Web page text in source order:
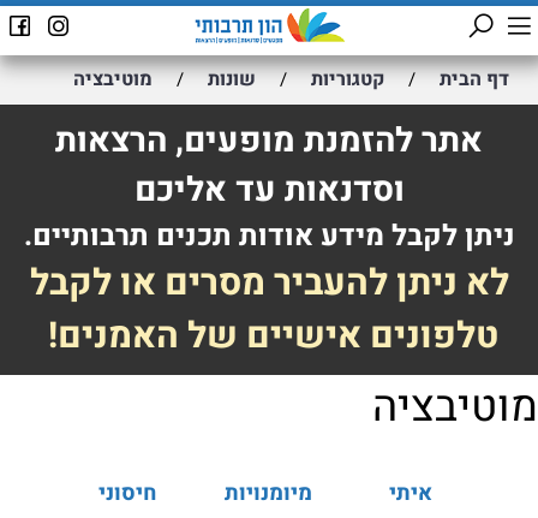
דף הבית / קטגוריות / שונות / מוטיבציה
אתר להזמנת מופעים, הרצאות
וסדנאות עד אליכם
ניתן לקבל מידע אודות תכנים תרבותיים.
לא ניתן להעביר מסרים או לקבל
טלפונים אישיים של האמנים!
מוטיבציה
איתי
מיומנויות
חיסוני